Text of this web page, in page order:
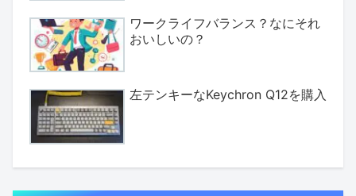
ワークライフバランス？なにそれ
おいしいの？
左テンキーなKeychron Q12を購入